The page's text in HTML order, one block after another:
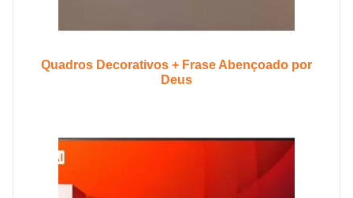
Quadros Decorativos + Frase Abençoado por
Deus